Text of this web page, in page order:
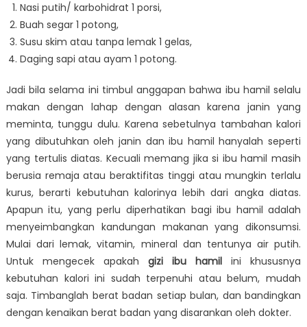
Nasi putih/ karbohidrat 1 porsi,
Buah segar 1 potong,
Susu skim atau tanpa lemak 1 gelas,
Daging sapi atau ayam 1 potong.
Jadi bila selama ini timbul anggapan bahwa ibu hamil selalu
makan dengan lahap dengan alasan karena janin yang
meminta, tunggu dulu. Karena sebetulnya tambahan kalori
yang dibutuhkan oleh janin dan ibu hamil hanyalah seperti
yang tertulis diatas. Kecuali memang jika si ibu hamil masih
berusia remaja atau beraktifitas tinggi atau mungkin terlalu
kurus, berarti kebutuhan kalorinya lebih dari angka diatas.
Apapun itu, yang perlu diperhatikan bagi ibu hamil adalah
menyeimbangkan kandungan makanan yang dikonsumsi.
Mulai dari lemak, vitamin, mineral dan tentunya air putih.
Untuk mengecek apakah gizi ibu hamil ini khususnya
kebutuhan kalori ini sudah terpenuhi atau belum, mudah
saja. Timbanglah berat badan setiap bulan, dan bandingkan
dengan kenaikan berat badan yang disarankan oleh dokter.